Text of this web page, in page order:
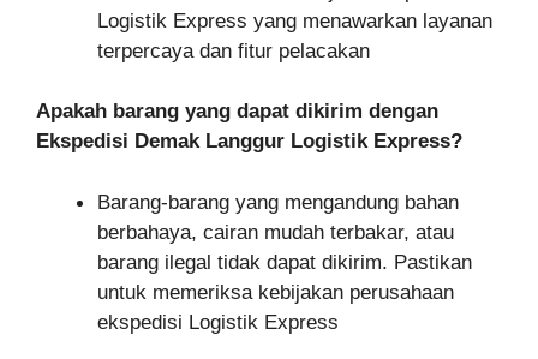
Logistik Express yang menawarkan layanan
terpercaya dan fitur pelacakan
Apakah barang yang dapat dikirim dengan
Ekspedisi Demak Langgur Logistik Express?
Barang-barang yang mengandung bahan
berbahaya, cairan mudah terbakar, atau
barang ilegal tidak dapat dikirim. Pastikan
untuk memeriksa kebijakan perusahaan
ekspedisi Logistik Express